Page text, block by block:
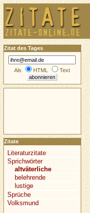
Zitat des Tages
Als HTML Text
Zitate
Literaturzitate
Sprichwörter
altväterliche
belehrende
lustige
Sprüche
Volksmund